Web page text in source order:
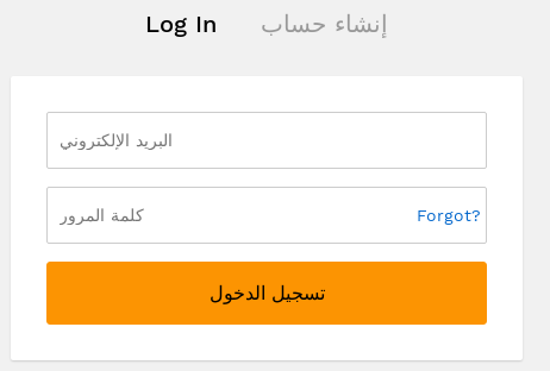
Log In إنشاء حساب
Forgot?
تسجيل الدخول